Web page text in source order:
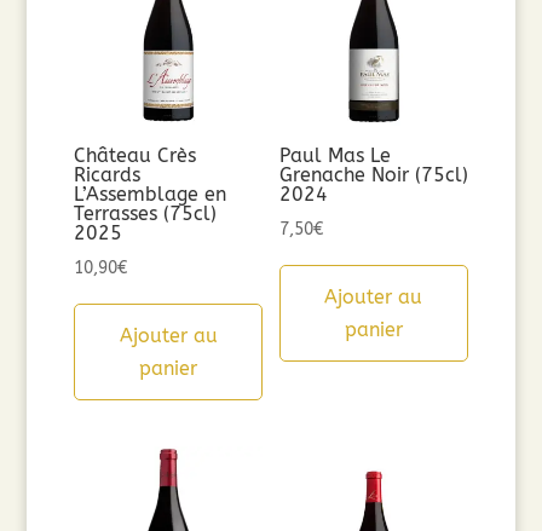
Château Crès
Ricards
L’Assemblage en
Terrasses (75cl)
2025
10,90€
Ajouter au
panier
Paul Mas Le
Grenache Noir (75cl)
2024
7,50€
Ajouter au
panier